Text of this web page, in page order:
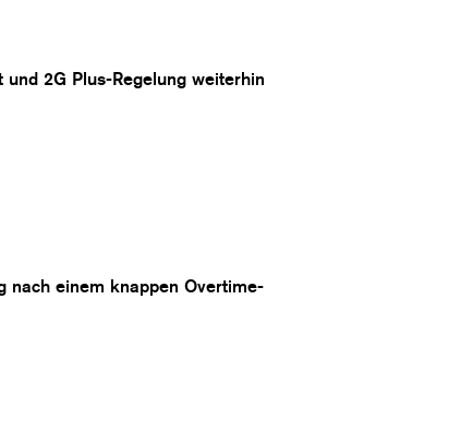
2G Plus-Regelung weiterhin
nach einem knappen Overtime-